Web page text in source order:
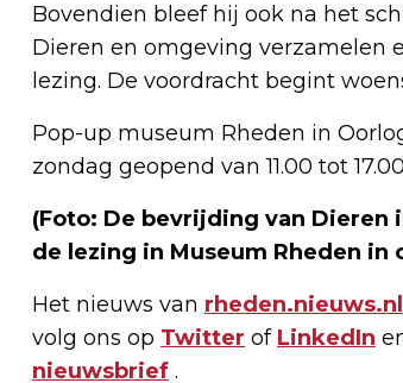
Bovendien bleef hij ook na het
Dieren en omgeving verzamelen
lezing. De voordracht begint
Pop-up museum Rheden in
zondag geopend van 11.00 tot
(Foto: De bevrijding van Dieren
de lezing in Museum Rheden in
Het nieuws van rheden.nieuws.nl
volg ons op Twitter of LinkedIn
nieuwsbrief .